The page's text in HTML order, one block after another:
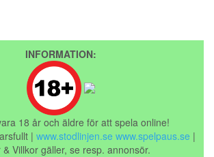
INFORMATION:
18 år och äldre för att spela online!
| www.stodlinjen.se www.spelpaus.se |
& Villkor gäller, se resp. annonsör.